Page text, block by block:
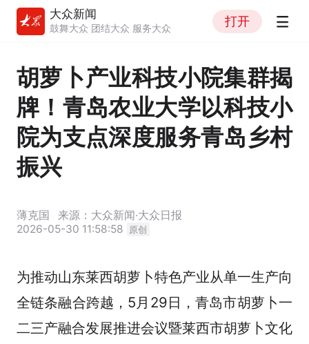
大众新闻
鼓舞大众 团结大众 服务大众
打开
胡萝卜产业科技小院集群揭
牌！青岛农业大学以科技小
院为支点深度服务青岛乡村
振兴
薄克国
来源：大众新闻·大众日报
2026-05-30 11:58:58
原创
为推动山东莱西胡萝卜特色产业从单一生产向
全链条融合跨越，5月29日，青岛市胡萝卜一
二三产融合发展推进会议暨莱西市胡萝卜文化